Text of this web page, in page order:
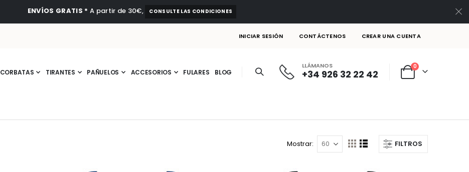
ENVÍOS GRATIS * A partir de 30€, CONSULTE LAS CONDICIONES
INICIAR SESIÓN CONTÁCTENOS CREAR UNA CUENTA
CORBATAS TIRANTES PAÑUELOS ACCESORIOS FULARES BLOG
LLÁMANOS
+34 926 32 22 42 Cart
0artículos
FILTROS
Mostrar
VerParrilla
Lista